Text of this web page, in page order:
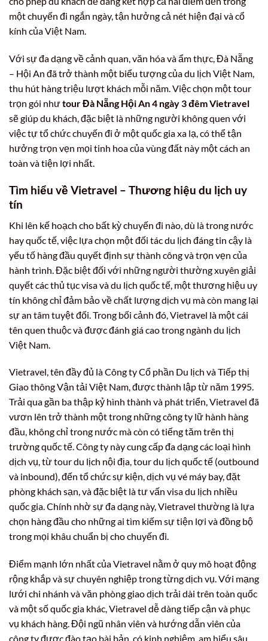
một chuyến đi ngắn ngày, tận hưởng cả nét hiện đại và cổ
kính của Việt Nam.
Với sự đa dạng về cảnh quan, văn hóa và ẩm thực, Đà Nẵng
– Hội An đã trở thành một biểu tượng của du lịch Việt Nam,
thu hút hàng triệu lượt khách mỗi năm. Việc chọn một tour
trọn gói nhưtour Đà Nẵng Hội An 4 ngày 3 đêm Vietravel
sẽ giúp du khách, đặc biệt là những người không quen với
việc tự tổ chức chuyến đi ở một quốc gia xa lạ, có thể tận
hưởng trọn vẹn mọi tinh hoa của vùng đất này một cách an
toàn và tiện lợi nhất.
Tìm hiểu về Vietravel – Thương hiệu du lịch uy
tín
Khi lên kế hoạch cho bất kỳ chuyến đi nào, dù là trong nước
hay quốc tế, việc lựa chọn một đối tác du lịch đáng tin cậy là
yếu tố hàng đầu quyết định sự thành công và trọn vẹn của
hành trình. Đặc biệt đối với những người thường xuyên giải
quyết các thủ tục visa và du lịch quốc tế, một thương hiệu uy
tín không chỉ đảm bảo về chất lượng dịch vụ mà còn mang lại
sự an tâm tuyệt đối. Trong bối cảnh đó, Vietravel là một cái
tên quen thuộc và được đánh giá cao trong ngành du lịch
Việt Nam.
Vietravel, tên đầy đủ là Công ty Cổ phần Du lịch và Tiếp thị
Giao thông Vận tải Việt Nam, được thành lập từ năm 1995.
Trải qua gần ba thập kỷ hình thành và phát triển, Vietravel đã
vươn lên trở thành một trong những công ty lữ hành hàng
đầu, không chỉ trong nước mà còn có tiếng tăm trên thị
trường quốc tế. Công ty này cung cấp đa dạng các loại hình
dịch vụ, từ tour du lịch nội địa, tour du lịch quốc tế (outbound
và inbound), đến tổ chức sự kiện, dịch vụ vé máy bay, đặt
phòng khách sạn, và đặc biệt là tư vấn visa du lịch nhiều
quốc gia. Chính nhờ sự đa dạng này, Vietravel thường là lựa
chọn hàng đầu cho những ai tìm kiếm sự tiện lợi và đồng bộ
trong mọi khâu chuẩn bị cho chuyến đi.
Điểm mạnh lớn nhất của Vietravel nằm ở quy mô hoạt động
rộng khắp và sự chuyên nghiệp trong từng dịch vụ. Với mạng
lưới chi nhánh và văn phòng giao dịch trải dài trên toàn quốc
và một số quốc gia khác, Vietravel dễ dàng tiếp cận và phục
vụ khách hàng. Đội ngũ nhân viên và hướng dẫn viên của
công ty được đào tạo bài bản, có kinh nghiệm, am hiểu sâu